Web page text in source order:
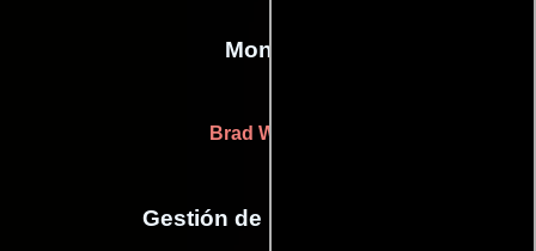
Montaje
Brad Watson
Gestión de producción